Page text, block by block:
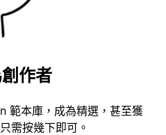
作者
範本庫，成為精選，甚至獲
需按幾下即可。